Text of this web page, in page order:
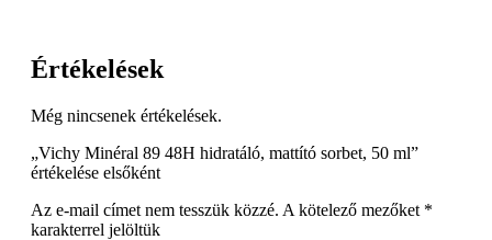
Értékelések
Még nincsenek értékelések.
„Vichy Minéral 89 48H hidratáló, mattító sorbet, 50 ml”
értékelése elsőként
Az e-mail címet nem tesszük közzé. A kötelező mezőket *
karakterrel jelöltük